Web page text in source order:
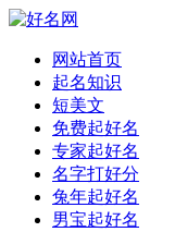
网站首页
起名知识
短美文
免费起好名
专家起好名
名字打好分
兔年起好名
男宝起好名